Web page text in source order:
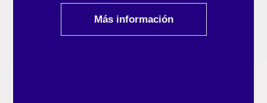
Más información